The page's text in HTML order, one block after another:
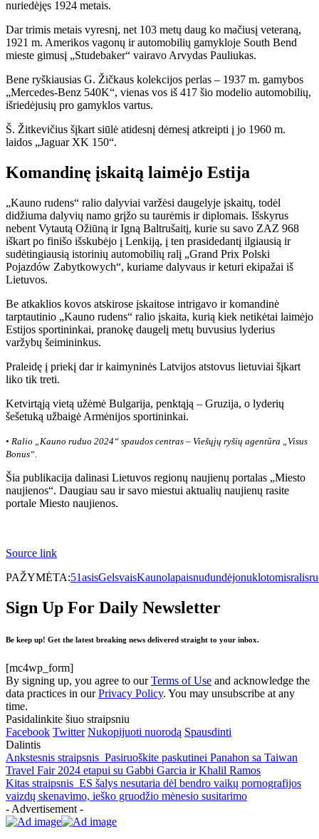
nuriedėjęs 1924 metais.
Dar trimis metais vyresnį, net 103 metų daug ko mačiusį veteraną,
1921 m. Amerikos vagonų ir automobilių gamykloje South Bend
mieste gimusį „Studebaker“ vairavo Arvydas Pauliukas.
Bene ryškiausias G. Žičkaus kolekcijos perlas – 1937 m. gamybos
„Mercedes-Benz 540K“, vienas vos iš 417 šio modelio automobilių,
išriedėjusių pro gamyklos vartus.
Š. Žitkevičius šįkart siūlė atidesnį dėmesį atkreipti į jo 1960 m.
laidos „Jaguar XK 150“.
Komandinę įskaitą laimėjo Estija
„Kauno rudens“ ralio dalyviai varžėsi daugelyje įskaitų, todėl
didžiuma dalyvių namo grįžo su taurėmis ir diplomais. Išskyrus
nebent Vytautą Ožiūną ir Igną Baltrušaitį, kurie su savo ZAZ 968
iškart po finišo išskubėjo į Lenkiją, į ten prasidedantį ilgiausią ir
sudėtingiausią istorinių automobilių ralį „Grand Prix Polski
Pojazdów Zabytkowych“, kuriame dalyvaus ir keturi ekipažai iš
Lietuvos.
Be atkaklios kovos atskirose įskaitose intrigavo ir komandinė
tarptautinio „Kauno rudens“ ralio įskaita, kurią kiek netikėtai laimėjo
Estijos sportininkai, pranokę daugelį metų buvusius lyderius
varžybų šeimininkus.
Praleidę į priekį dar ir kaimyninės Latvijos atstovus lietuviai šįkart
liko tik treti.
Ketvirtąją vietą užėmė Bulgarija, penktąją – Gruzija, o lyderių
šešetuką užbaigė Armėnijos sportininkai.
• Ralio „Kauno ruduo 2024“ spaudos centras – Viešųjų ryšių agentūra „Visus
Bonus“.
Šia publikacija dalinasi Lietuvos regionų naujienų portalas „Miesto
naujienos“. Daugiau sau ir savo miestui aktualių naujienų rasite
portale Miesto naujienos.
Source link
PAŽYMĖTA:51asisGelsvaisKaunolapaisnudundėjonuklotomisralis
Sign Up For Daily Newsletter
Be keep up! Get the latest breaking news delivered straight to your inbox.
[mc4wp_form]
By signing up, you agree to ourTerms of Use and acknowledge the
data practices in ourPrivacy Policy. You may unsubscribe at any
time.
Pasidalinkite šiuo straipsniu
Facebook Twitter Nukopijuoti nuorodą Spausdinti
Dalintis
Ankstesnis straipsnis Pasiruoškite paskutinei Panahon sa Taiwan
Travel Fair 2024 etapui su Gabbi Garcia ir Khalil Ramos
Kitas straipsnis ES šalys nesutaria dėl bendro vaikų pornografijos
vaizdų skenavimo, ieško gruodžio mėnesio susitarimo
- Advertisement -